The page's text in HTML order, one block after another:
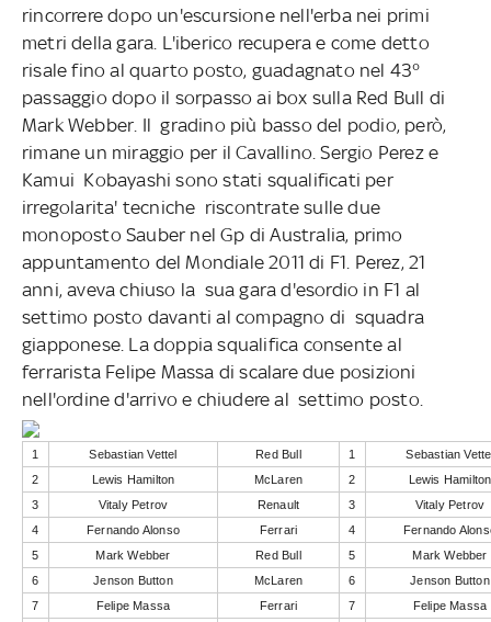
rincorrere dopo un'escursione nell'erba nei primi
metri della gara. L'iberico recupera e come detto
risale fino al quarto posto, guadagnato nel 43°
passaggio dopo il sorpasso ai box sulla Red Bull di
Mark Webber. Il gradino più basso del podio, però,
rimane un miraggio per il Cavallino. Sergio Perez e
Kamui Kobayashi sono stati squalificati per
irregolarita' tecniche riscontrate sulle due
monoposto Sauber nel Gp di Australia, primo
appuntamento del Mondiale 2011 di F1. Perez, 21
anni, aveva chiuso la sua gara d'esordio in F1 al
settimo posto davanti al compagno di squadra
giapponese. La doppia squalifica consente al
ferrarista Felipe Massa di scalare due posizioni
nell'ordine d'arrivo e chiudere al settimo posto.
1 Sebastian Vettel Red Bull 1
Sebastian
2
Lewis Hamilton McLaren 2
Lewis Hamilton
3
Vitaly Petrov Renault 3
Vitaly Petrov
4
Fernando Alonso Ferrari 4
Fernando
5
Mark Webber Red Bull 5
Mark Webber
6
Jenson Button McLaren 6
Jenson Button
7
Felipe Massa Ferrari 7
Felipe Massa